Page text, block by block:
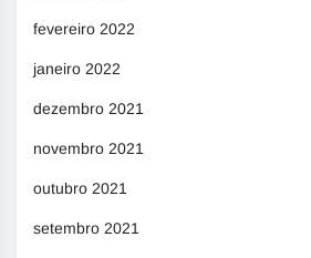
fevereiro 2022
janeiro 2022
dezembro 2021
novembro 2021
outubro 2021
setembro 2021